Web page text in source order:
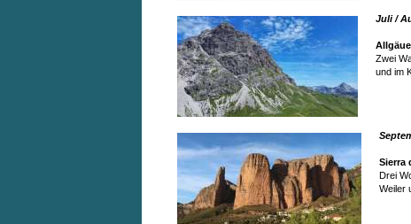
Juli /
Zwei
und im
Sierra
Drei
Weiler